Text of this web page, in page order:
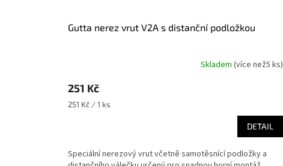
Gutta nerez vrut V2A s distanční podložkou
Skladem(více než5 ks)
251 Kč
Měrná
251 Kč / 1 ks
DETAIL
Speciální nerezový vrut včetně samotěsnící podložky a